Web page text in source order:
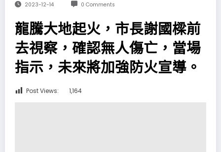
2023-12-14 0 Comments
龍騰大地起火，市長謝國樑前
去視察，確認無人傷亡，當場
指示，未來將加強防火宣導。
Post Views: 1,164